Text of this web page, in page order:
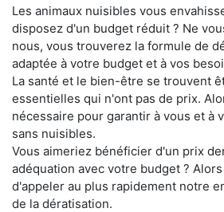
Les animaux nuisibles vous
disposez d'un budget réduit ? Ne
nous, vous trouverez la formule de
adaptée à votre budget et à vos
La santé et le bien-être se trouvent
essentielles qui n'ont pas de prix.
nécessaire pour garantir à vous et à
sans nuisibles.
Vous aimeriez bénéficier d'un prix
adéquation avec votre budget ?
d'appeler au plus rapidement notre
de la dératisation.